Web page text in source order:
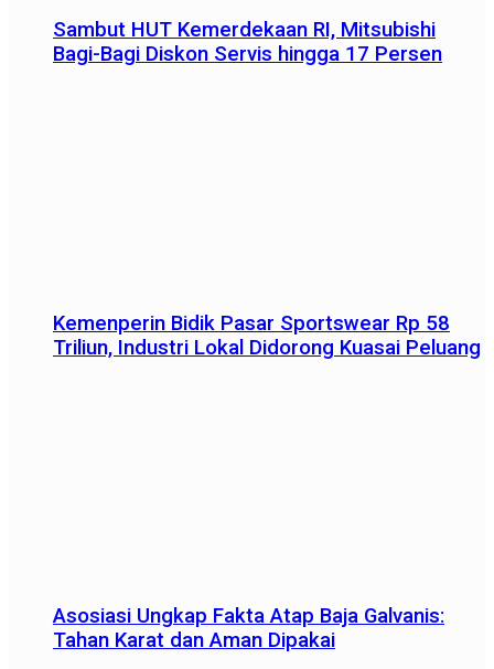
Sambut HUT Kemerdekaan RI, Mitsubishi
Bagi-Bagi Diskon Servis hingga 17 Persen
Kemenperin Bidik Pasar Sportswear Rp 58
Triliun, Industri Lokal Didorong Kuasai Peluang
Asosiasi Ungkap Fakta Atap Baja Galvanis:
Tahan Karat dan Aman Dipakai